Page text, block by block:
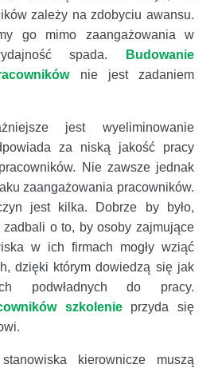
zależy na zdobyciu awansu.
go mimo zaangażowania w
spada.
Budowanie
nie jest zadaniem
jest wyeliminowanie
za niską jakość pracy
Nie zawsze jednak
zaangażowania pracowników.
jest kilka. Dobrze by było,
o to, by osoby zajmujące
w ich firmach mogły wziąć
dzięki którym dowiedzą się jak
podwładnych do pracy.
szkolenieprzyda się
kierownicze muszą